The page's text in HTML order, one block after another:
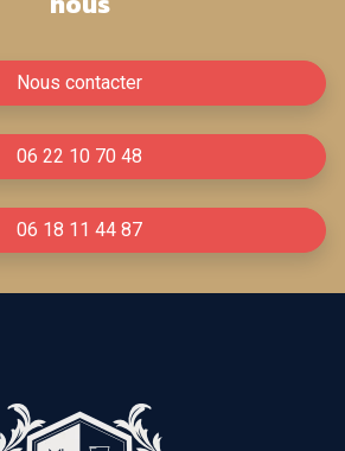
Nous contacter
06 22 10 70 48
06 18 11 44 87